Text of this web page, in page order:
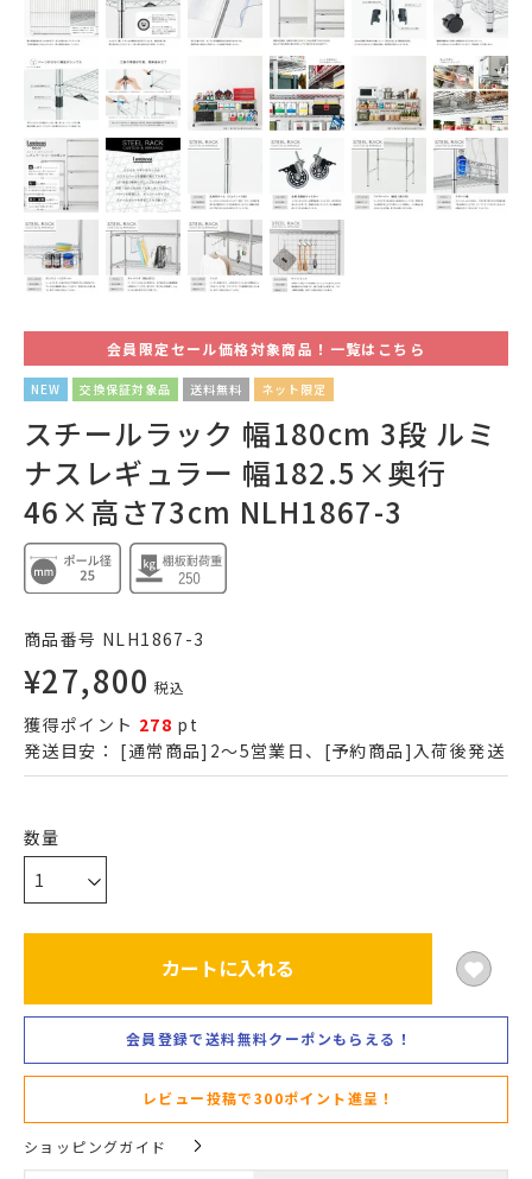
会員限定セール価格対象商品！一覧はこちら
NEW 交換保証対象品 送料無料 ネット限定
スチールラック 幅180cm 3段 ルミ
ナスレギュラー 幅182.5×奥行
46×高さ73cm NLH1867-3
商品番号 NLH1867-3
¥27,800 税込
獲得ポイント 278 pt
発送目安： [通常商品]2～5営業日、[予約商品]入荷後発送
カートに入れる
会員登録で送料無料クーポンもらえる！
レビュー投稿で300ポイント進呈！
ショッピングガイド